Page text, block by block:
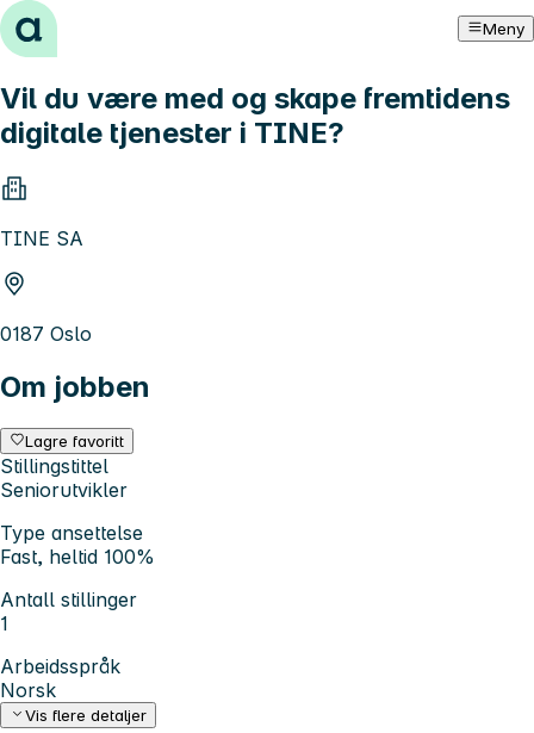
Hopp til innhold Meny
Vil du være med og skape fremtidens
digitale tjenester i TINE?
TINE SA
0187 Oslo
Om jobben
Lagre favoritt
Stillingstittel
Seniorutvikler
Type ansettelse
Fast, heltid 100%
Antall stillinger
1
Arbeidsspråk
Norsk
Vis flere detaljer